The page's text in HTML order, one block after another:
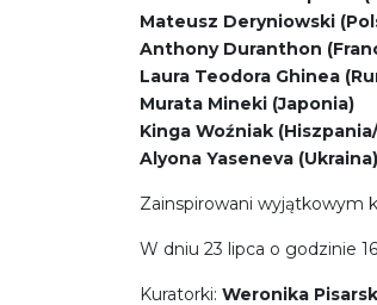
Mateusz Deryniowski
Anthony Duranthon
Laura Teodora Ghinea
Murata Mineki (Japonia)
Kinga Woźniak
Alyona Yaseneva (Ukraina)
Zainspirowani wyjątkowym
W dniu 23 lipca o godzinie
Kuratorki: Weronika